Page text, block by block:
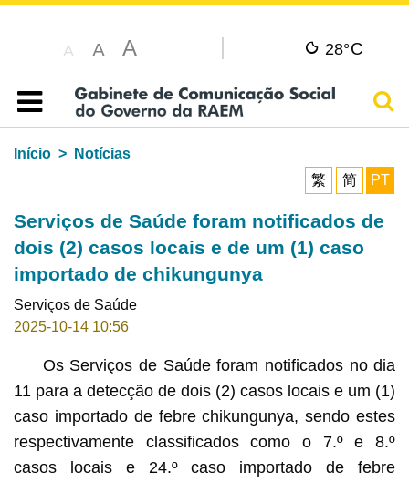
A A A 28°C
Índice
Início
Notícias
繁
简 PT
Serviços de Saúde foram notificados de
dois (2) casos locais e de um (1) caso
importado de chikungunya
Serviços de Saúde
2025-10-14 10:56
Os Serviços de Saúde foram notificados no dia
11 para a detecção de dois (2) casos locais e um (1)
caso importado de febre chikungunya, sendo estes
respectivamente classificados como o 7.º e 8.º
casos locais e 24.º caso importado de febre